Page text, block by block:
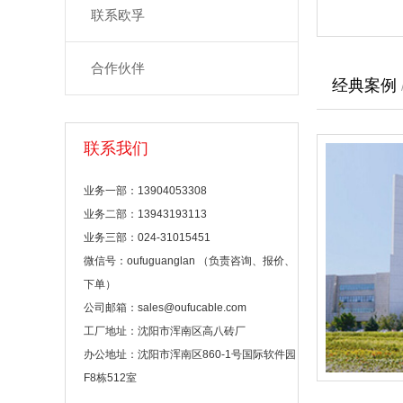
联系欧孚
合作伙伴
联系我们
业务一部：13904053308
业务二部：13943193113
业务三部：024-31015451
微信号：oufuguanglan （负责咨询、报价、
下单）
公司邮箱：sales@oufucable.com
工厂地址：沈阳市浑南区高八砖厂
办公地址：沈阳市浑南区860-1号国际软件园
F8栋512室
经典案例